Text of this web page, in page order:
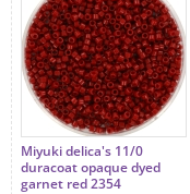
Miyuki delica's 11/0
duracoat opaque dyed
garnet red 2354